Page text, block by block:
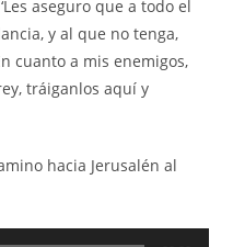
aseguro que a todo el
y al que no tenga,
cuanto a mis enemigos,
tráiganlos aquí y
hacia Jerusalén al